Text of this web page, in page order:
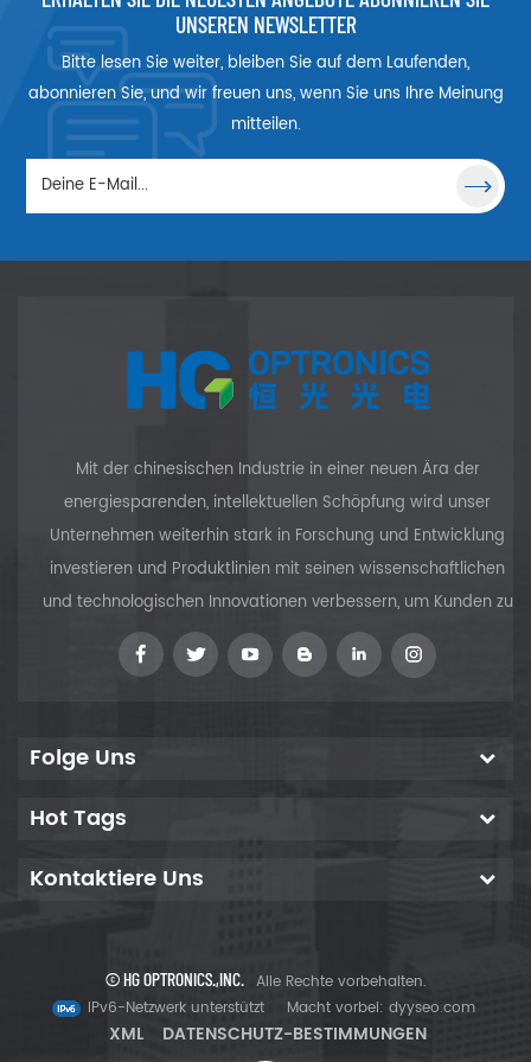
im sichtbaren und infraroten
Bereich von 0,104 µm bis 7
µm verwendet. LiF-Einkristalle
sind empfindlich gegen
Temperaturschocks und
würden bei 400°C durch
Luftfeuchtigkeit angegriffen.
Beim Arbeiten bei einer hohen
Farbzentren. Daher sollten
Benutzer Maßnahmen
ergreifen, um LiF-Kristalle vor
Strahlung zu schützen.
Darüber hinaus kann LiF
entlang der (100)-Ebene und
weniger häufig (110)-Ebene
gespalten werden. Die
gut, jedoch ist die Struktur
nicht perfekt und die
Spaltung schwierig.
UNSEREN NEWSLETTER
Bitte lesen Sie weiter, bleiben Sie auf dem Laufenden,
abonnieren Sie, und wir freuen uns, wenn Sie uns Ihre Meinung
mitteilen.
Mit der chinesischen Industrie in einer neuen Ära der
energiesparenden, intellektuellen Schöpfung wird unser
Unternehmen weiterhin stark in Forschung und Entwicklung
investieren und Produktlinien mit seinen wissenschaftlichen
und technologischen Innovationen verbessern, um Kunden zu
versorgen
Folge Uns
Hot Tags
Kontaktiere Uns
© HG OPTRONICS.,INC. Alle Rechte vorbehalten.
IPv6-Netzwerk unterstützt
Macht vorbei: dyyseo.com
XML DATENSCHUTZ-BESTIMMUNGEN